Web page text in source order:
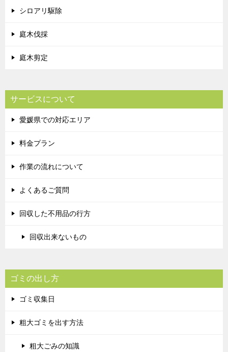
シロアリ駆除
庭木伐採
庭木剪定
サービスについて
愛媛県での対応エリア
料金プラン
作業の流れについて
よくあるご質問
回収した不用品の行方
回収出来ないもの
ゴミの出し方
ゴミ収集日
粗大ゴミを出す方法
粗大ごみの知識